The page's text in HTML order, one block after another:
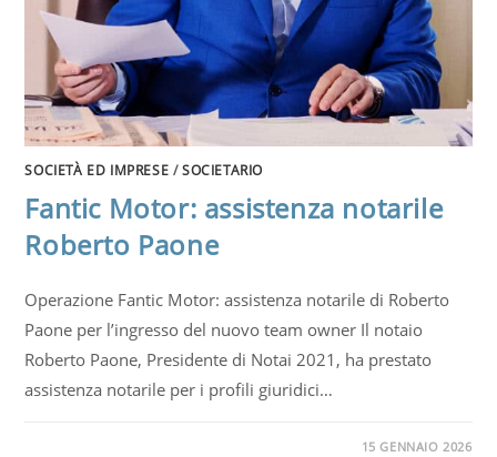
SOCIETÀ ED IMPRESE /SOCIETARIO
Fantic Motor: assistenza notarile
Roberto Paone
Operazione Fantic Motor: assistenza notarile di Roberto
Paone per l’ingresso del nuovo team owner Il notaio
Roberto Paone, Presidente di Notai 2021, ha prestato
assistenza notarile per i profili giuridici…
15 GENNAIO 2026